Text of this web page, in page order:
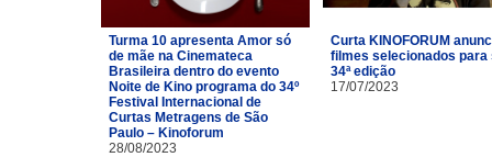
Turma 10 apresenta Amor só
de mãe na Cinemateca
Brasileira dentro do evento
Noite de Kino programa do 34º
Festival Internacional de
Curtas Metragens de São
Paulo – Kinoforum
28/08/2023
Curta KINOFORUM
filmes selecionados para
34ª edição
17/07/2023